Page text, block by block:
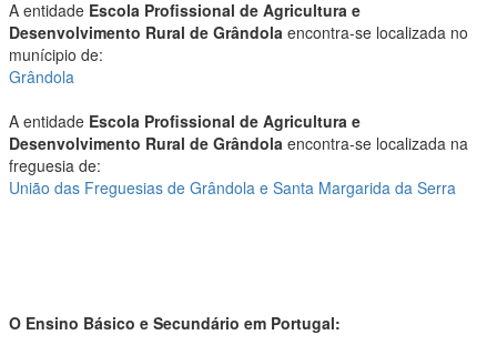
A entidade Escola Profissional de Agricultura e
Desenvolvimento Rural de Grândola encontra-se localizada no
munícipio de:
Grândola
A entidade Escola Profissional de Agricultura e
Desenvolvimento Rural de Grândola encontra-se localizada na
freguesia de:
União das Freguesias de Grândola e Santa Margarida da Serra
O Ensino Básico e Secundário em Portugal: